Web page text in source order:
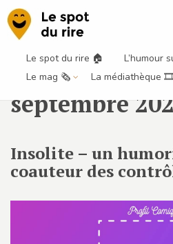
Le spot du rire 🏠
L’humour
Le mag 🗞️
La médiathèque 🎞️
Publications
septembre
Insolite – un
coauteur des